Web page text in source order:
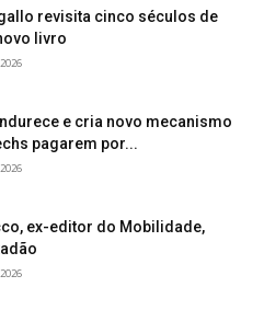
revisita cinco séculos de
livro
e cria novo mecanismo
pagarem por...
ex-editor do Mobilidade,